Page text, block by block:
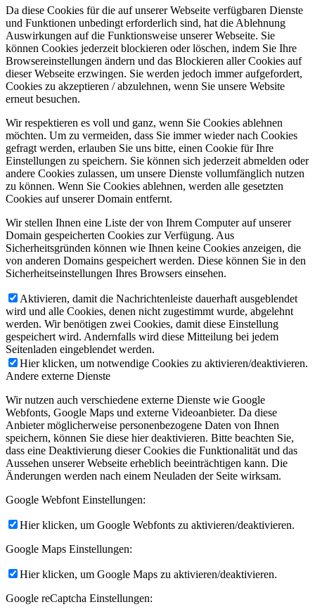
Da diese Cookies für die auf unserer Webseite verfügbaren Dienste
und Funktionen unbedingt erforderlich sind, hat die Ablehnung
Auswirkungen auf die Funktionsweise unserer Webseite. Sie
können Cookies jederzeit blockieren oder löschen, indem Sie Ihre
Browsereinstellungen ändern und das Blockieren aller Cookies auf
dieser Webseite erzwingen. Sie werden jedoch immer aufgefordert,
Cookies zu akzeptieren / abzulehnen, wenn Sie unsere Website
erneut besuchen.
Wir respektieren es voll und ganz, wenn Sie Cookies ablehnen
möchten. Um zu vermeiden, dass Sie immer wieder nach Cookies
gefragt werden, erlauben Sie uns bitte, einen Cookie für Ihre
Einstellungen zu speichern. Sie können sich jederzeit abmelden oder
andere Cookies zulassen, um unsere Dienste vollumfänglich nutzen
zu können. Wenn Sie Cookies ablehnen, werden alle gesetzten
Cookies auf unserer Domain entfernt.
Wir stellen Ihnen eine Liste der von Ihrem Computer auf unserer
Domain gespeicherten Cookies zur Verfügung. Aus
Sicherheitsgründen können wie Ihnen keine Cookies anzeigen, die
von anderen Domains gespeichert werden. Diese können Sie in den
Sicherheitseinstellungen Ihres Browsers einsehen.
Aktivieren, damit die Nachrichtenleiste dauerhaft ausgeblendet
wird und alle Cookies, denen nicht zugestimmt wurde, abgelehnt
werden. Wir benötigen zwei Cookies, damit diese Einstellung
gespeichert wird. Andernfalls wird diese Mitteilung bei jedem
Seitenladen eingeblendet werden.
Hier klicken, um notwendige Cookies zu aktivieren/deaktivieren.
Andere externe Dienste
Wir nutzen auch verschiedene externe Dienste wie Google
Webfonts, Google Maps und externe Videoanbieter. Da diese
Anbieter möglicherweise personenbezogene Daten von Ihnen
speichern, können Sie diese hier deaktivieren. Bitte beachten Sie,
dass eine Deaktivierung dieser Cookies die Funktionalität und das
Aussehen unserer Webseite erheblich beeinträchtigen kann. Die
Änderungen werden nach einem Neuladen der Seite wirksam.
Google Webfont Einstellungen:
Hier klicken, um Google Webfonts zu aktivieren/deaktivieren.
Google Maps Einstellungen:
Hier klicken, um Google Maps zu aktivieren/deaktivieren.
Google reCaptcha Einstellungen: